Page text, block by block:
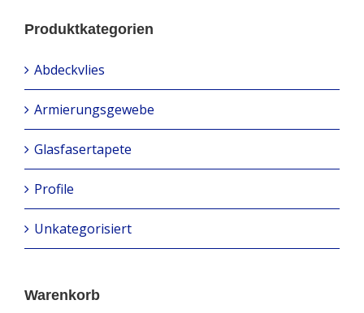
Produktkategorien
Abdeckvlies
Armierungsgewebe
Glasfasertapete
Profile
Unkategorisiert
Warenkorb